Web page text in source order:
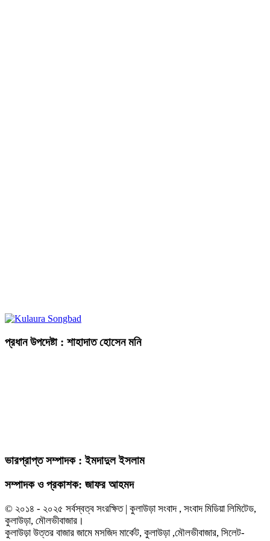
প্রধান উপদেষ্টা : শাহাদাত হোসেন মনি
ভারপ্রাপ্ত সম্পাদক : ইমদাদুল ইসলাম
সম্পাদক ও প্রকাশক: জাফর আহমদ
© ২০১৪ - ২০২৫ সর্বস্বত্ব সংরক্ষিত | কুলাউড়া সংবাদ , সংবাদ মিডিয়া লিমিটেড,
কুলাউড়া, মৌলভীবাজার।
কুলাউড়া উত্তর বাজার জামে মসজিদ মার্কেট, কুলাউড়া ,মৌলভীবাজার, সিলেট-